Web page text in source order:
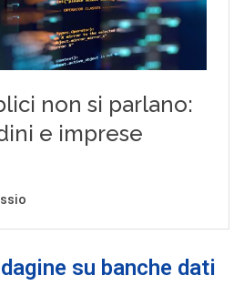
su banche dati